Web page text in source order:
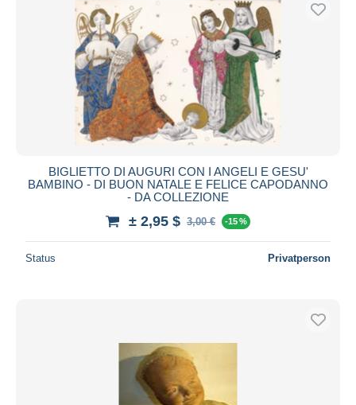
Kostenloser Versand
Zahlungsmethoden
PayPal
Banküberweisung
Visa
Mastercard
iDeal
Maestro
Gesamte Auswahl aufheben
Wohnsitz des Verkäufers
Übernehmen
BIGLIETTO DI AUGURI CON I ANGELI E GESU'
BAMBINO - DI BUON NATALE E FELICE CAPODANNO
- DA COLLEZIONE
± 2,95 $ 3,00 € -15 %
Status Privatperson